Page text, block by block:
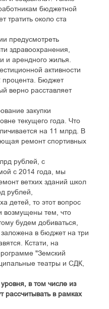
бюджетной
тратить около ста
предусмотреть
здравоохранения,
и арендного жилья.
активности
процента. Бюджет
верно расставляет
закупки
текущего года. Что
на 11 млрд. В
ремонт спортивных
рублей, с
с 2014 года, мы
ветхих зданий школ
рублей,
детей, то этот вопрос
возмущены тем, что
будем добиваться,
в бюджет на три
Кстати, на
"Земский
театры и СДК,
в том числе из
в рамках